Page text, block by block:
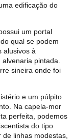
edificação do
um portal
qual se podem
alusivos à
pintada.
sineira onde foi
e um púlpito
Na capela-mor
perfeita, podemos
do tipo
linhas modestas,